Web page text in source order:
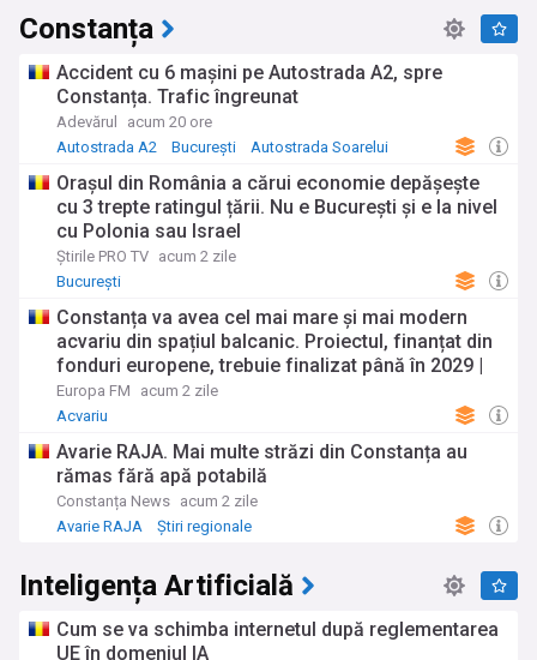
Constanța
Accident cu 6 mașini pe Autostrada A2, spre
Constanța. Trafic îngreunat
Adevărul
acum 20 ore
Autostrada A2
București Autostrada Soarelui
Orașul din România a cărui economie depășește
cu 3 trepte ratingul țării. Nu e București și e la nivel
cu Polonia sau Israel
Știrile PRO TV acum 2 zile
București
Constanța va avea cel mai mare și mai modern
acvariu din spațiul balcanic. Proiectul, finanțat din
fonduri europene, trebuie finalizat până în 2029 |
Galerie Foto
Europa FM
acum 2 zile
Acvariu
Avarie RAJA. Mai multe străzi din Constanța au
rămas fără apă potabilă
Constanța News acum 2 zile
Avarie RAJA
Știri regionale
Inteligența Artificială
Cum se va schimba internetul după reglementarea
UE în domeniul IA